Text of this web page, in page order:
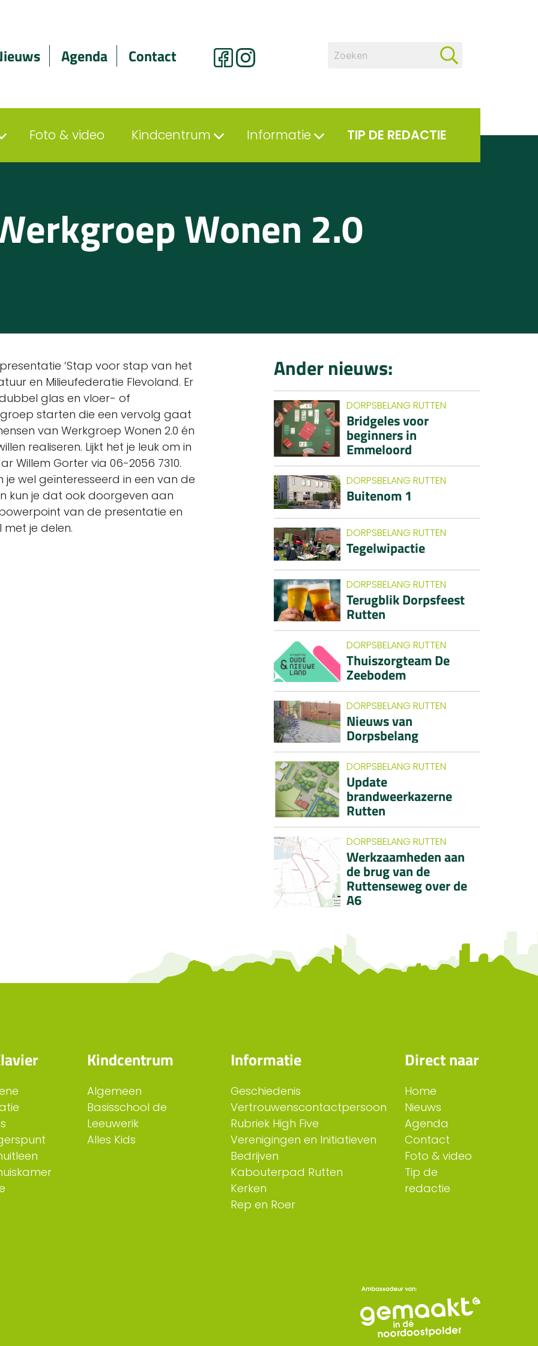
Agenda Contact
Foto & video Kindcentrum Informatie TIP DE REDACTIE
Wonen 2.0
‘Stap voor stap van het
en Milieufederatie Flevoland. Er
glas en vloer- of
starten die een vervolg gaat
van Werkgroep Wonen 2.0 én
realiseren. Lijkt het je leuk om in
Willem Gorter via 06-2056 7310.
wel geïnteresseerd in een van de
kun je dat ook doorgeven aan
van de presentatie en
je delen.
Ander nieuws:
DORPSBELANG RUTTEN
Bridgeles voor
beginners in
Emmeloord
DORPSBELANG RUTTEN
Buitenom 1
DORPSBELANG RUTTEN
Tegelwipactie
DORPSBELANG RUTTEN
Terugblik Dorpsfeest
Rutten
DORPSBELANG RUTTEN
Thuiszorgteam De
Zeebodem
DORPSBELANG RUTTEN
Nieuws van
Dorpsbelang
DORPSBELANG RUTTEN
Update
brandweerkazerne
Rutten
DORPSBELANG RUTTEN
Werkzaamheden aan
de brug van de
Ruttenseweg over de
A6
Kindcentrum
Algemeen
Basisschool de
Leeuwerik
Alles Kids
Informatie
Geschiedenis
Vertrouwenscontactpersoon
Rubriek High Five
Verenigingen en Initiatieven
Bedrijven
Kabouterpad Rutten
Kerken
Rep en Roer
Direct naar
Home
Nieuws
Agenda
Contact
Foto & video
Tip de
redactie